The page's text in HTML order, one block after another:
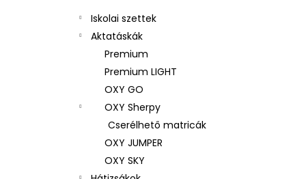
Iskolai szettek
Aktatáskák
Premium
Premium LIGHT
OXY GO
OXY Sherpy
Cserélhető matricák
OXY JUMPER
OXY SKY